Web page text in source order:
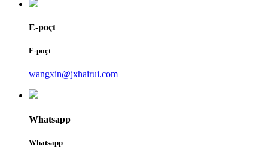
E-poçt
E-poçt
wangxin@jxhairui.com
Whatsapp
Whatsapp